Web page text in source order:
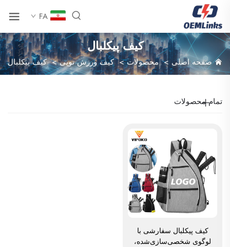
FA
کیف پیکلبال
صفحه اصلی>محصولات>کیف ورزش توپی>کیف پیکلبال
تمام محصولات
کیف پیکلبال سفارشی با
لوگوی شخصی‌سازی‌شده،